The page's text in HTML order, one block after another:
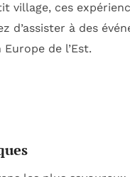
village, ces
d’assister à des
Europe de l’Est.